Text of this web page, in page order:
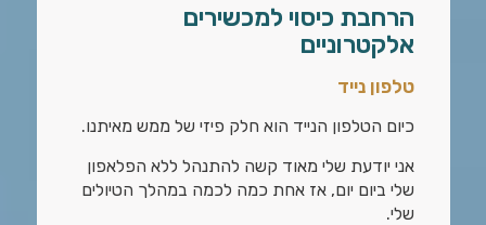
הרחבת כיסוי למכשירים
אלקטרוניים
טלפון נייד
כיום הטלפון הנייד הוא חלק פיזי של ממש מאיתנו.
אני יודעת שלי מאוד קשה להתנהל ללא הפלאפון
שלי ביום יום, אז אחת כמה לכמה במהלך הטיולים
שלי.